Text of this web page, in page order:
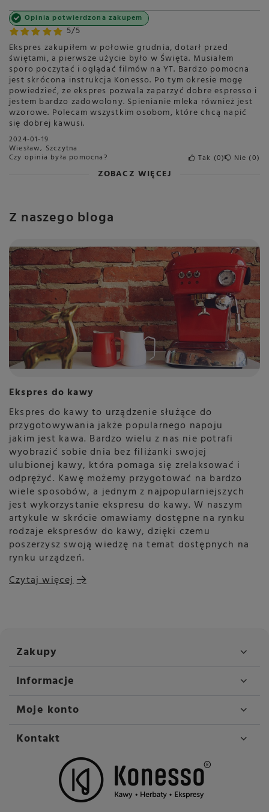
5/5
Opinia potwierdzona zakupem
Ekspres zakupiłem w połowie grudnia, dotarł przed
świętami, a pierwsze użycie było w Święta. Musiałem
sporo poczytać i oglądać filmów na YT. Bardzo pomocna
jest skrócona instrukcja Konesso. Po tym okresie mogę
powiedzieć, że ekspres pozwala zaparzyć dobre espresso i
jestem bardzo zadowolony. Spienianie mleka również jest
wzorowe. Polecam wszystkim osobom, które chcą napić
się dobrej kawusi.
2024-01-19
Wiesław, Szczytna
Czy opinia była pomocna? Tak 0 Nie 0
ZOBACZ WIĘCEJ
Z naszego bloga
Ekspres do kawy
Ekspres do kawy to urządzenie służące do
przygotowywania jakże popularnego napoju
jakim jest kawa. Bardzo wielu z nas nie potrafi
wyobrazić sobie dnia bez filiżanki swojej
ulubionej kawy, która pomaga się zrelaksować i
odprężyć. Kawę możemy przygotować na bardzo
wiele sposobów, a jednym z najpopularniejszych
jest wykorzystanie ekspresu do kawy. W naszym
artykule w skrócie omawiamy dostępne na rynku
rodzaje ekspresów do kawy, dzięki czemu
poszerzysz swoją wiedzę na temat dostępnych na
rynku urządzeń.
Czytaj więcej
Zakupy
Informacje
Moje konto
Kontakt